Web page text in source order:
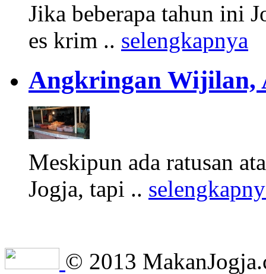
Jika beberapa tahun ini
es krim .. selengkapnya
Angkringan Wijilan,
Meskipun ada ratusan
Jogja, tapi ..
© 2013